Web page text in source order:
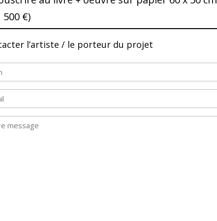
500 €)
l’artiste / le porteur du projet